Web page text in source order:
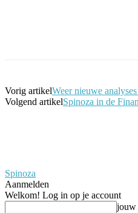
Vorig artikelWeer nieuwe
Volgend artikelSpinoza in de
Spinoza
Aanmelden
Welkom! Log in op je account
jouw